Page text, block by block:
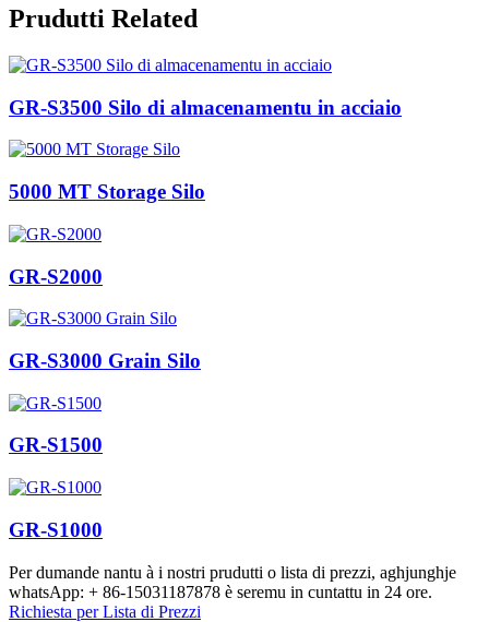
Prudutti Related
GR-S3500 Silo di almacenamentu in acciaio
5000 MT Storage Silo
GR-S2000
GR-S3000 Grain Silo
GR-S1500
GR-S1000
Per dumande nantu à i nostri prudutti o lista di prezzi, aghjunghje
whatsApp: + 86-15031187878 è seremu in cuntattu in 24 ore.
Richiesta per Lista di Prezzi